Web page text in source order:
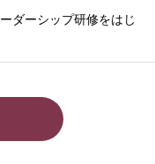
ダーシップ研修をはじ